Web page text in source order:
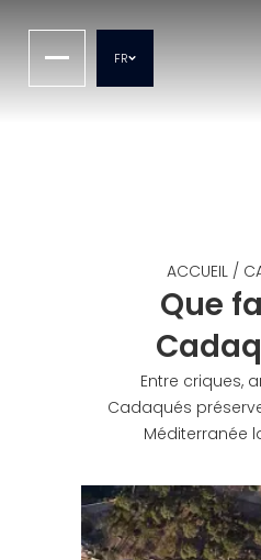
FR
ACCUEIL /
Que
Entre criques,
Cadaqués
Méditerranée